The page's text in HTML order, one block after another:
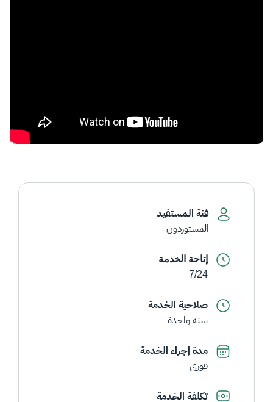
فئة المستفيد
المستوردون
إتاحة الخدمة
7/24
صلاحية الخدمة
سنة واحدة
مدة إجراء الخدمة
فوري
تكلفة الخدمة